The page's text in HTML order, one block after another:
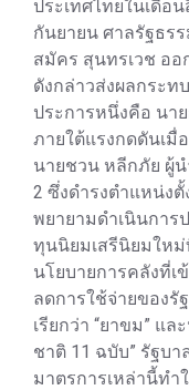
ประเทศไทยในเดือ
กันยายน ศาลรัฐธ
สมัคร สุนทรเวช อ
ดังกล่าวส่งผลกระท
ประการหนึ่งคือ นา
ภายใต้แรงกดดันเมื่
นายชวน หลีกภัย ผู้
2 ซึ่งดำรงตำแหน่ง
พยายามดำเนินการ
ทุนนิยมเสรีนิยมให
นโยบายการคลังที่เ
ลดการใช้จ่ายของรั
เรียกว่า “ยาขม” แ
ชาติ 11 ฉบับ” รัฐบ
มาตรการเหล่านี้ทำ